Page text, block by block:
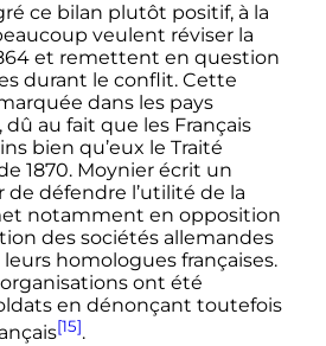
ce bilan plutôt positif, à la
veulent réviser la
et remettent en question
durant le conflit. Cette
dans les pays
au fait que les Français
bien qu’eux le Traité
1870. Moynier écrit un
défendre l’utilité de la
notamment en opposition
des sociétés allemandes
homologues françaises.
ont été
en dénonçant toutefois
[15].